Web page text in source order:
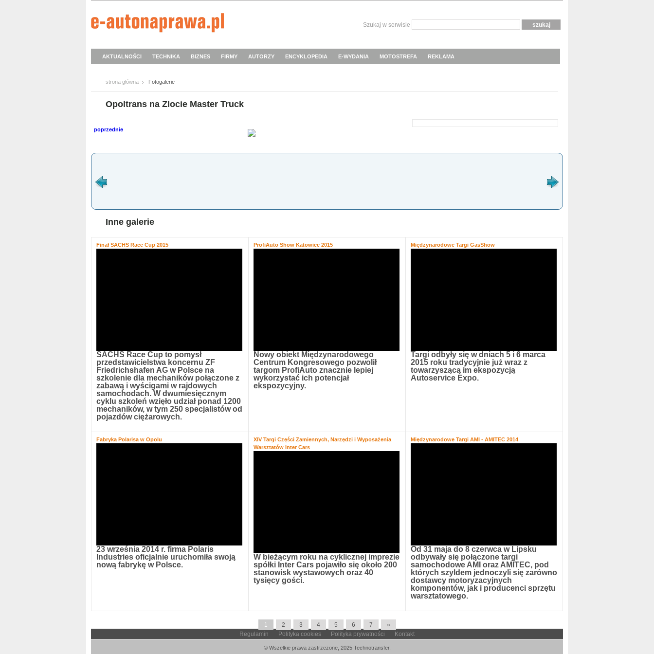
Szukaj w serwisie
AKTUALNOŚCI TECHNIKA BIZNES FIRMY AUTORZY ENCYKLOPEDIA E-WYDANIA MOTOSTREFA REKLAMA
strona główna Fotogalerie
Opoltrans na Zlocie Master Truck
poprzednie
Inne galerie
Finał SACHS Race Cup 2015
SACHS Race Cup to pomysł
przedstawicielstwa koncernu ZF
Friedrichshafen AG w Polsce na
szkolenie dla mechaników połączone z
zabawą i wyścigami w rajdowych
samochodach. W dwumiesięcznym
cyklu szkoleń wzięło udział ponad 1200
mechaników, w tym 250 specjalistów od
pojazdów ciężarowych.
ProfiAuto Show Katowice 2015
Nowy obiekt Międzynarodowego
Centrum Kongresowego pozwolił
targom ProfiAuto znacznie lepiej
wykorzystać ich potencjał
ekspozycyjny.
Międzynarodowe Targi GasShow
Targi odbyły się w dniach 5 i 6 marca
2015 roku tradycyjnie już wraz z
towarzyszącą im ekspozycją
Autoservice Expo.
Fabryka Polarisa w Opolu
23 września 2014 r. firma Polaris
Industries oficjalnie uruchomiła swoją
nową fabrykę w Polsce.
XIV Targi Części Zamiennych, Narzędzi i Wyposażenia
Warsztatów Inter Cars
W bieżącym roku na cyklicznej imprezie
spółki Inter Cars pojawiło się około 200
stanowisk wystawowych oraz 40
tysięcy gości.
Międzynarodowe Targi AMI - AMITEC 2014
Od 31 maja do 8 czerwca w Lipsku
odbywały się połączone targi
samochodowe AMI oraz AMITEC, pod
których szyldem jednoczyli się zarówno
dostawcy motoryzacyjnych
komponentów, jak i producenci sprzętu
warsztatowego.
1 2 3 4 5 6 7
»
Regulamin
Polityka cookies Polityka prywatności Kontakt
© Wszelkie prawa zastrzeżone, 2025 Technotransfer.